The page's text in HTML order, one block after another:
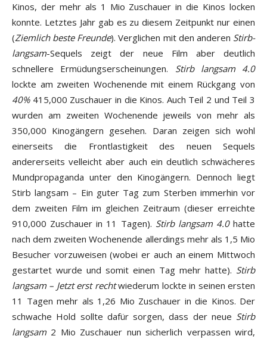
Kinos, der mehr als 1 Mio Zuschauer in die Kinos locken
konnte. Letztes Jahr gab es zu diesem Zeitpunkt nur einen
(Ziemlich beste Freunde). Verglichen mit den anderen Stirb-
langsam-Sequels zeigt der neue Film aber deutlich
schnellere Ermüdungserscheinungen. Stirb langsam 4.0
lockte am zweiten Wochenende mit einem Rückgang von
40%415,000 Zuschauer in die Kinos. Auch Teil 2 und Teil 3
wurden am zweiten Wochenende jeweils von mehr als
350,000 Kinogängern gesehen. Daran zeigen sich wohl
einerseits die Frontlastigkeit des neuen Sequels
andererseits velleicht aber auch ein deutlich schwächeres
Mundpropaganda unter den Kinogängern. Dennoch liegt
Stirb langsam – Ein guter Tag zum Sterben immerhin vor
dem zweiten Film im gleichen Zeitraum (dieser erreichte
910,000 Zuschauer in 11 Tagen). Stirb langsam 4.0hatte
nach dem zweiten Wochenende allerdings mehr als 1,5 Mio
Besucher vorzuweisen (wobei er auch an einem Mittwoch
gestartet wurde und somit einen Tag mehr hatte). Stirb
langsam – Jetzt erst rechtwiederum lockte in seinen ersten
11 Tagen mehr als 1,26 Mio Zuschauer in die Kinos. Der
schwache Hold sollte dafür sorgen, dass der neue Stirb
langsam 2 Mio Zuschauer nun sicherlich verpassen wird,